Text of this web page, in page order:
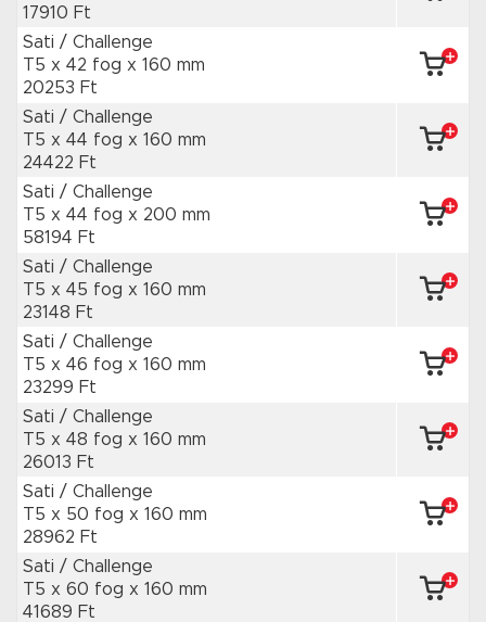
17910 Ft
Sati / Challenge
T5 x 42 fog x 160 mm
20253 Ft
Sati / Challenge
T5 x 44 fog x 160 mm
24422 Ft
Sati / Challenge
T5 x 44 fog x 200 mm
58194 Ft
Sati / Challenge
T5 x 45 fog x 160 mm
23148 Ft
Sati / Challenge
T5 x 46 fog x 160 mm
23299 Ft
Sati / Challenge
T5 x 48 fog x 160 mm
26013 Ft
Sati / Challenge
T5 x 50 fog x 160 mm
28962 Ft
Sati / Challenge
T5 x 60 fog x 160 mm
41689 Ft